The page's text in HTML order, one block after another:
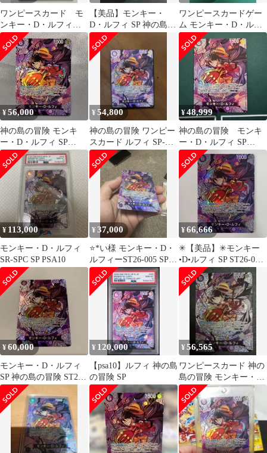
ワンピースカード モ
ンキー・D・ルフィ
SP 神の島の冒険
ST26-005
【美品】モンキー・
D・ルフィ SP 神の島の
冒険 ST26-005
ワンピースカードゲー
ム モンキー・D・ルフ
ィ st26-005
¥56,000
神の島の冒険 モンキ
ー・D・ルフィ SP
ST26-005 SR
¥54,800
神の島の冒険 ワンピー
スカード ルフィ SP-SR
ST26-005
¥48,999
神の島の冒険 モンキ
ー・D・ルフィ SP
ST26-005
¥ 113,000
モンキー・D・ルフィ
SR-SPC SP PSA10
¥37,000
⭐*い様 モンキー・D・
ルフィーST26-005 SP
神の島の冒険
¥66,666
✳︎【美品】✳︎モンキー
•D•ルフィ SP ST26-005
-神の島の冒険-
¥60,000
モンキー・D・ルフィ
SP 神の島の冒険 ST26-
005
¥ 120,000
【psa10】ルフィ 神の島
の冒険 SP
¥56,565
ワンピースカード 神の
島の冒険 モンキー・
D・ルフィ SP ST26-005